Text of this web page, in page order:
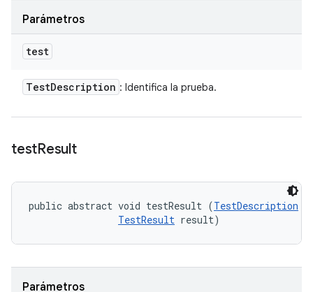
Parámetros
test
TestDescription : Identifica la prueba.
testResult
public abstract void testResult (TestDescription
TestResult result)
Parámetros